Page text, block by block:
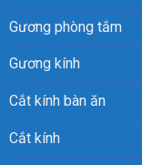
Gương phòng tắm
Gương kính
Cắt kính bàn ăn
Cắt kính